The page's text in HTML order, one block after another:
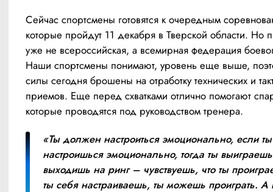
Сейчас спортсмены готовятся к очередным
которые пройдут 11 декабря в Тверской области. Но
уже не всероссийская, а всемирная федерация
Наши спортсмены понимают, уровень еще выше,
силы сегодня брошены на отработку технических и
приемов. Еще перед схватками отлично помогают
которые проводятся под руководством тренера.
«Ты должен настроиться эмоционально, если ты
настроишься эмоционально, тогда ты
выходишь на ринг – чувствуешь, что ты
ты себя настраиваешь, ты можешь проиграть. А